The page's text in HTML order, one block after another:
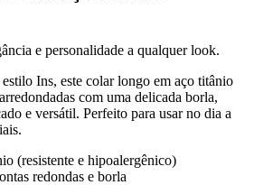
e personalidade a qualquer look.
Ins, este colar longo em aço titânio
com uma delicada borla,
e versátil. Perfeito para usar no dia a
(resistente e hipoalergênico)
redondas e borla